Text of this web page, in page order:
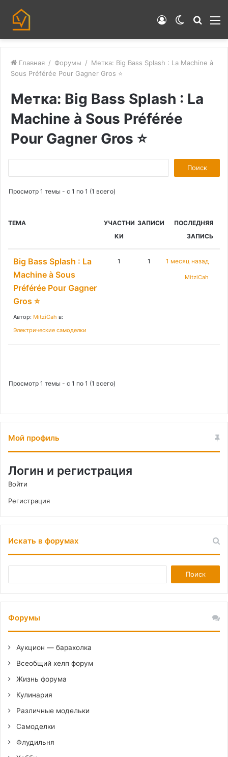
Switch
Войти
Главная / Форумы / Метка: Big Bass Splash : La Machine à
Sous Préférée Pour Gagner Gros ⭐
Метка: Big Bass Splash : La
Machine à Sous Préférée
Pour Gagner Gros ⭐
о
и
Просмотр 1 темы - с 1 по 1 (1 всего)
ТЕМА
УЧАСТНИ
КИ
ЗАПИСИ
ПОСЛЕДНЯЯ
ЗАПИСЬ
Big Bass Splash : La
Machine à Sous
Préférée Pour Gagner
Gros ⭐
Автор: MitziCah в:
Электрические самоделки
1 1 1 месяц назад
MitziCah
Просмотр 1 темы - с 1 по 1 (1 всего)
Мой профиль
Логин и регистрация
Войти
Регистрация
Искать в форумах
Форумы
Аукцион — барахолка
Всеобщий хелп форум
Жизнь форума
Кулинария
Различные модельки
Самоделки
Флудильня